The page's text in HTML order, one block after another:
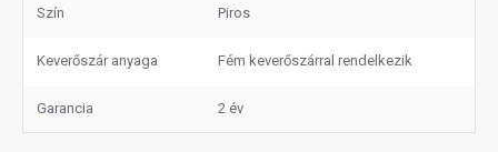
Szín Piros
Keverőszár anyaga Fém keverőszárral rendelkezik
Garancia 2 év